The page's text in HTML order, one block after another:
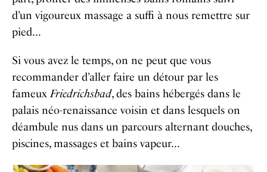
d’un vigoureux massage a suffi à nous remettre sur
pied…
Si vous avez le temps, on ne peut que vous
recommander d’aller faire un détour par les
fameuxFriedrichsbad, des bains hébergés dans le
palais néo-renaissance voisin et dans lesquels on
déambule nus dans un parcours alternant douches,
piscines, massages et bains vapeur…